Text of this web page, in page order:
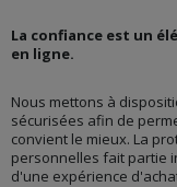
La confiance est un
en ligne.
Nous mettons à
sécurisées afin de
convient le mieux. La
personnelles fait partie
d'une expérience